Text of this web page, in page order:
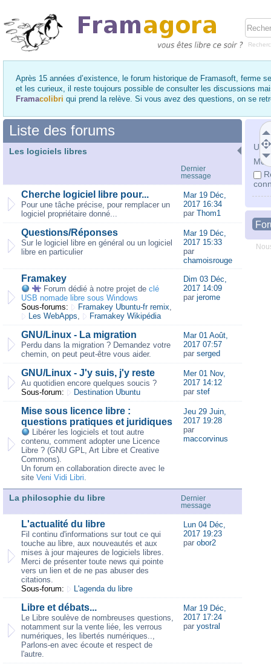
Après 15 années d’existence, le forum historique de Framasoft, ferme
et les curieux, il reste toujours possible de consulter les discussions
Framacolibri qui prend la relève. Si vous avez des questions, on se
Mot
Liste des forums
Les logiciels libres
Dernier
message
Cherche logiciel libre pour...
Pour une tâche précise, pour remplacer un
logiciel propriétaire donné...
Mar 19 Déc,
2017 16:34
par Thom1
Questions/Réponses
Sur le logiciel libre en général ou un logiciel
libre en particulier
Mar 19 Déc,
2017 15:33
par
chamoisrouge
Framakey
Forum dédié à notre projet de clé
USB nomade libre sous Windows
Sous-forums:
Framakey Ubuntu-fr remix,
Les WebApps, Framakey Wikipédia
Dim 03 Déc,
2017 14:09
par jerome
GNU/Linux - La migration
Perdu dans la migration ? Demandez votre
chemin, on peut peut-être vous aider.
Mar 01 Août,
2017 07:57
par serged
GNU/Linux - J'y suis, j'y reste
Au quotidien encore quelques soucis ?
Sous-forum:
Destination Ubuntu
Mer 01 Nov,
2017 14:12
par stef
Mise sous licence libre :
questions pratiques et juridiques
Libérer les logiciels et tout autre
contenu, comment adopter une Licence
Libre ? (GNU GPL, Art Libre et Creative
Commons).
Un forum en collaboration directe avec le
site Veni Vidi Libri.
Jeu 29 Juin,
2017 19:28
par
maccorvinus
La philosophie du libre
Dernier
message
L'actualité du libre
Fil continu d'informations sur tout ce qui
touche au libre, aux nouveautés et aux
mises à jour majeures de logiciels libres.
Merci de présenter toute news qui pointe
vers un lien et de ne pas abuser des
citations.
Sous-forum:
L'agenda du libre
Lun 04 Déc,
2017 19:23
par obor2
Libre et débats...
Le Libre soulève de nombreuses questions,
notamment sur la vente liée, les verrous
numériques, les libertés numériques..,
Parlons-en avec écoute et respect de
l'autre.
Mar 19 Déc,
2017 17:24
par yostral